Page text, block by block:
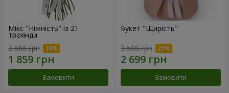
Мікс "Ніжність" із 21
троянди
2 066 грн
Замовити
Букет "Щирість"
3 599 грн
Замовити